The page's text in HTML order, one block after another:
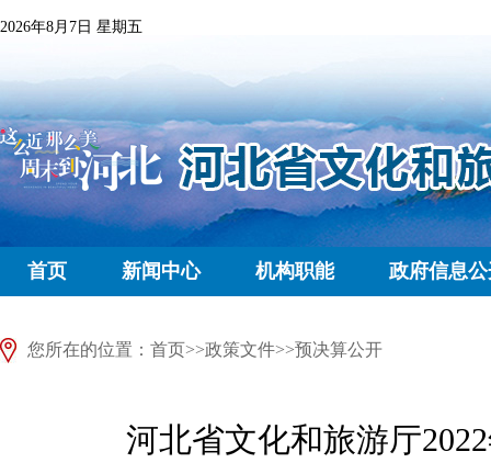
2026年8月7日 星期五
首页 新闻中心 机构职能 政府信息
您所在的位置： 首页>>政策文件>>预决算公开
河北省文化和旅游厅